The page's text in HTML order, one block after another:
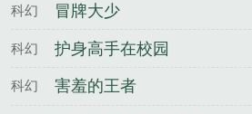
科幻 冒牌大少
科幻 护身高手在校园
科幻 害羞的王者